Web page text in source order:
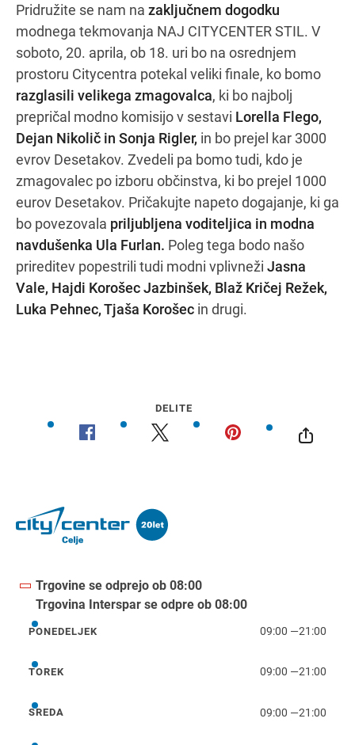
Pridružite se nam na zaključnem dogodku
modnega tekmovanja NAJ CITYCENTER STIL. V
soboto, 20. aprila, ob 18. uri bo na osrednjem
prostoru Citycentra potekal veliki finale, ko bomo
razglasili velikega zmagovalca, ki bo najbolj
prepričal modno komisijo v sestavi Lorella Flego,
Dejan Nikolič in Sonja Rigler, in bo prejel kar 3000
evrov Desetakov. Zvedeli pa bomo tudi, kdo je
zmagovalec po izboru občinstva, ki bo prejel 1000
eurov Desetakov. Pričakujte napeto dogajanje, ki ga
bo povezovala priljubljena voditeljica in modna
navdušenka Ula Furlan. Poleg tega bodo našo
prireditev popestrili tudi modni vplivneži Jasna
Vale, Hajdi Korošec Jazbinšek, Blaž Kričej Režek,
Luka Pehnec, Tjaša Korošec in drugi.
DELITE
Trgovine se odprejo ob 08:00
Trgovina Interspar se odpre ob 08:00
ponedeljek
PONEDELJEK 09:00 —21:00
torek
TOREK 09:00 —21:00
sreda
SREDA 09:00 —21:00